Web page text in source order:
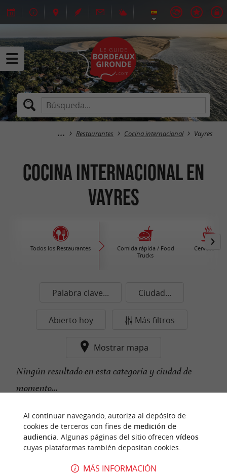
Restaurantes Cocina internacional Vayres
Cocina internacional en
Vayres
Todos los Restaurantes
Comida rápida / Food
Trucks
Cervecerías
Palabra clave... Ciudad...
Abierto hoy Más filtros
Mostrar mapa
Ningún resultado en esta categoría y ciudad de
momento...
n
u
e
s
t
r
o
f
a
v
o
r
i
t
o
Al continuar navegando, autoriza al depósito de
cookies de terceros con fines de medición de
audiencia . Algunas páginas del sitio ofrecen vídeos
cuyas plataformas también depositan cookies.
MÁS INFORMACIÓN